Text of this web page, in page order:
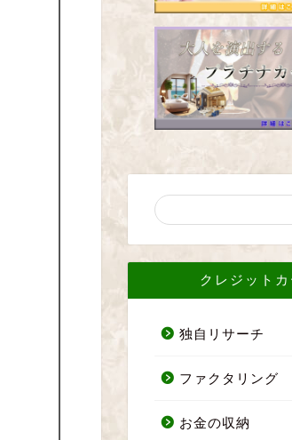
クレジット
独自リサーチ
ファクタリング
お金の収納